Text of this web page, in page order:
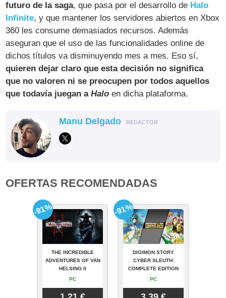
futuro de la saga, que pasa por el desarrollo de Halo
Infinite, y que mantener los servidores abiertos en Xbox
360 les consume demasiados recursos. Además
aseguran que el uso de las funcionalidades online de
dichos títulos va disminuyendo mes a mes. Eso sí,
quieren dejar claro que esta decisión no significa
que no valoren ni se preocupen por todos aquellos
que todavía juegan aHalo en dicha plataforma.
Manu Delgado REDACTOR
OFERTAS RECOMENDADAS
THE INCREDIBLE
ADVENTURES OF VAN
HELSING II
PC
-91%
DIGIMON STORY
CYBER SLEUTH:
COMPLETE EDITION
PC
-91%